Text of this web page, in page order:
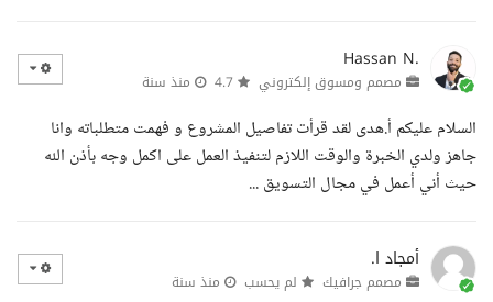
Hassan N.
مصمم ومسوق إلكتروني منذ سنة
السلام عليكم أ.هدى لقد قرأت تفاصيل المشروع و فهمت متطلباته وانا
جاهز ولدي الخبرة والوقت اللازم لتنفيذ العمل على اكمل وجه بأذن الله
حيث أني أعمل في مجال التسويق ...
أمجاد ا.
مصمم جرافيك لم يحسب منذ سنة